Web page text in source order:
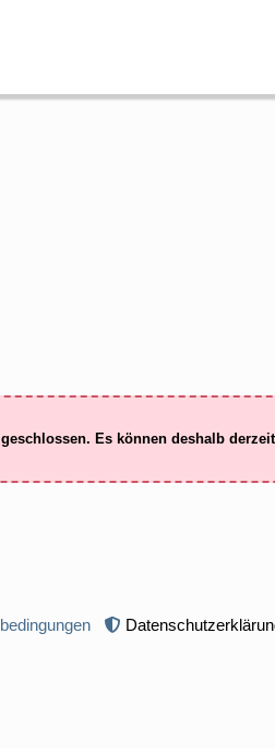
Es können deshalb